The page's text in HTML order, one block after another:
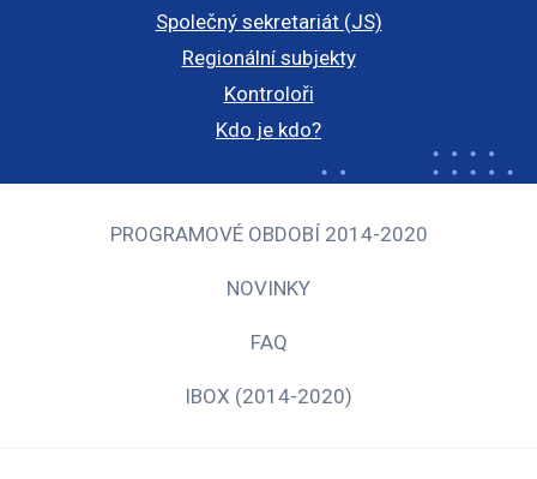
Společný sekretariát (JS)
Regionální subjekty
Kontroloři
Kdo je kdo?
PROGRAMOVÉ OBDOBÍ 2014-2020
NOVINKY
FAQ
IBOX (2014-2020)